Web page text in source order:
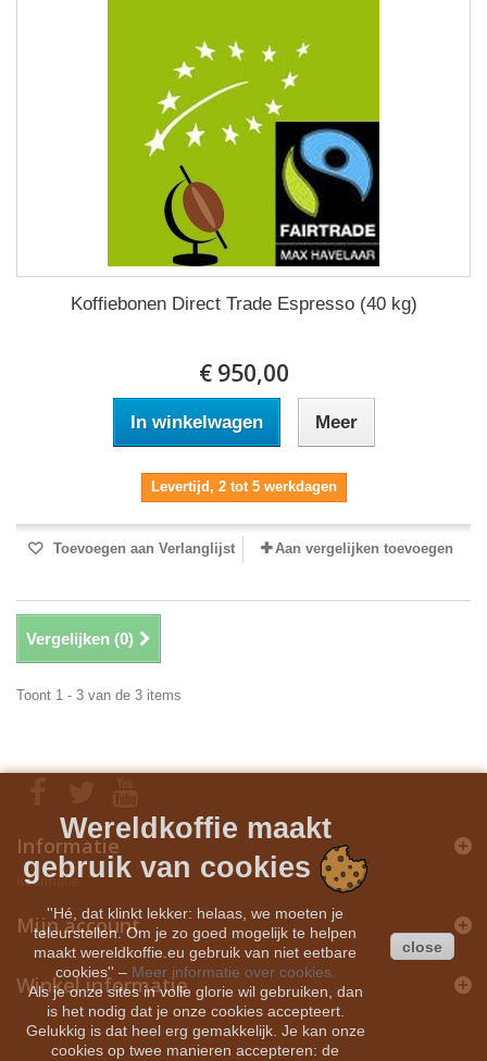
Koffiebonen Direct Trade Espresso (40 kg)
€ 950,00
In winkelwagen Meer
Levertijd, 2 tot 5 werkdagen
Toevoegen aan Verlanglijst Aan vergelijken toevoegen
Vergelijken (0)
Toont 1 - 3 van de 3 items
Informatie
Informatie
Mijn account
Winkel informatie
Wereldkoffie maakt
gebruik van cookies
''Hé, dat klinkt lekker: helaas, we moeten je
teleurstellen. Om je zo goed mogelijk te helpen
maakt wereldkoffie.eu gebruik van niet eetbare
cookies'' – Meer informatie over cookies.
Als je onze sites in volle glorie wil gebruiken, dan
is het nodig dat je onze cookies accepteert.
Gelukkig is dat heel erg gemakkelijk. Je kan onze
cookies op twee manieren accepteren: de
close